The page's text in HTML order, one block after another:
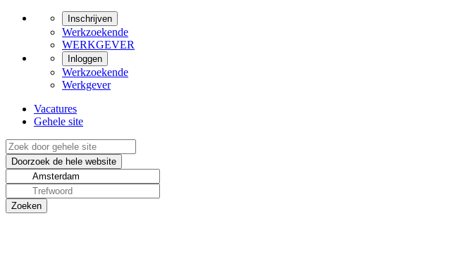
Inschrijven
Werkzoekende
WERKGEVER
Inloggen
Werkzoekende
Werkgever
Vacatures
Gehele site